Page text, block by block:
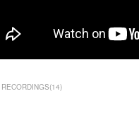
(14)